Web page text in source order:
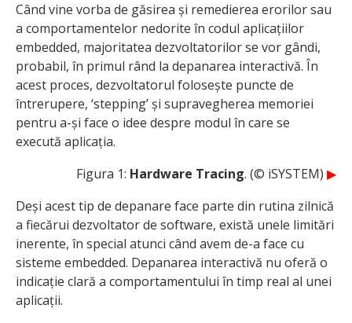
Când vine vorba de găsirea și remedierea erorilor sau
a comportamentelor nedorite în codul aplicațiilor
embedded, majoritatea dezvoltatorilor se vor gândi,
probabil, în primul rând la depanarea interactivă. În
acest proces, dezvoltatorul folosește puncte de
întrerupere, ‘stepping’ și supravegherea memoriei
pentru a-și face o idee despre modul în care se
execută aplicația.
Figura 1: Hardware Tracing. (© iSYSTEM) ▶
Deși acest tip de depanare face parte din rutina zilnică
a fiecărui dezvoltator de software, există unele limitări
inerente, în special atunci când avem de-a face cu
sisteme embedded. Depanarea interactivă nu oferă o
indicație clară a comportamentului în timp real al unei
aplicații.